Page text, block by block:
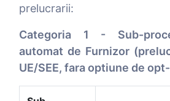
prelucrarii:
Categoria 1 - Sub-
automat de Furnizor
UE/SEE, fara optiune de